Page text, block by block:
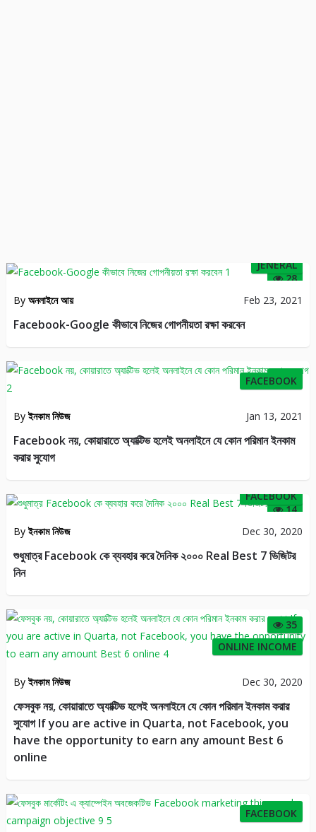
28
JENERAL
By অনলাইনে আয় Feb 23, 2021
Facebook-Google কীভাবে নিজের গোপনীয়তা রক্ষা করবেন
22
FACEBOOK
Byইনকাম নিউজ Jan 13, 2021
Facebook নয়, কোয়ারাতে অ্যাক্টিভ হলেই অনলাইনে যে কোন পরিমান ইনকাম
করার সুযোগ
14
FACEBOOK
Byইনকাম নিউজ Dec 30, 2020
শুধুমাত্র Facebook কে ব্যবহার করে দৈনিক ২০০০ Real Best 7 ভিজিটর
নিন
35
ONLINE INCOME
Byইনকাম নিউজ Dec 30, 2020
ফেসবুক নয়, কোয়ারাতে অ্যাক্টিভ হলেই অনলাইনে যে কোন পরিমান ইনকাম করার
সুযোগ If you are active in Quarta, not Facebook, you
have the opportunity to earn any amount Best 6
online
180
FACEBOOK